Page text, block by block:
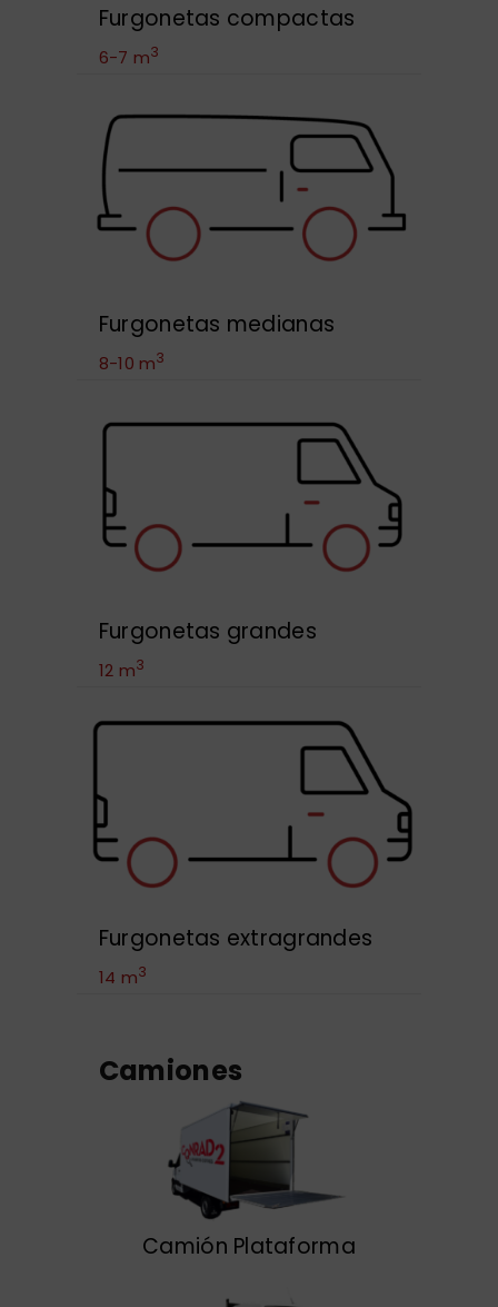
Furgonetas compactas
6-7 m3
Furgonetas medianas
8-10 m3
Furgonetas grandes
12 m3
Furgonetas extragrandes
14 m3
Camiones
Camión Plataforma